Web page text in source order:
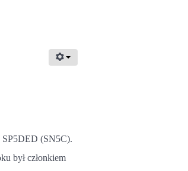
SP5DED (SN5C).
był członkiem